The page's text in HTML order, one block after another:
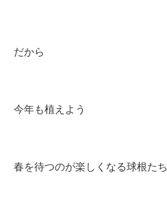
だから
今年も植えよう
春を待つのが楽しくなる球根たち